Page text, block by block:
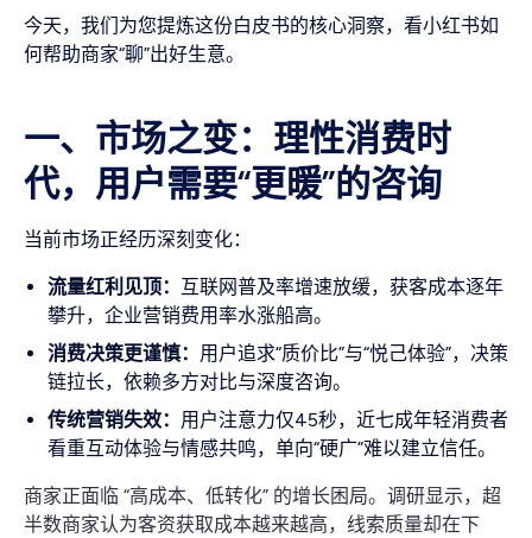
今天，我们为您提炼这份白皮书的核心洞察，看小红书如
何帮助商家“聊”出好生意。
一、市场之变：理性消费时
代，用户需要“更暖”的咨询
当前市场正经历深刻变化：
流量红利见顶： 互联网普及率增速放缓，获客成本逐年
攀升，企业营销费用率水涨船高。
消费决策更谨慎： 用户追求“质价比”与“悦己体验”，决策
链拉长，依赖多方对比与深度咨询。
传统营销失效： 用户注意力仅45秒，近七成年轻消费者
看重互动体验与情感共鸣，单向“硬广”难以建立信任。
商家正面临 “高成本、低转化” 的增长困局。调研显示，超
半数商家认为客资获取成本越来越高，线索质量却在下